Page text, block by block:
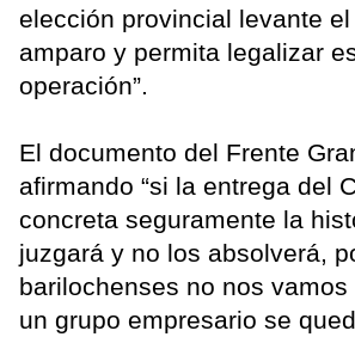
elección provincial levante
amparo y permita legalizar
operación”.
El documento del Frente
afirmando “si la entrega del
concreta seguramente la
juzgará y no los absolverá,
barilochenses no nos
un grupo empresario se